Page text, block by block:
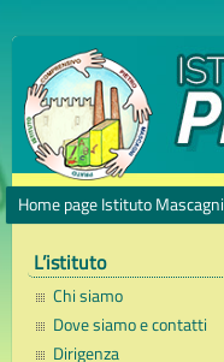
Home page Istituto Mascagni
L’istituto
Chi siamo
Dove siamo e contatti
Dirigenza